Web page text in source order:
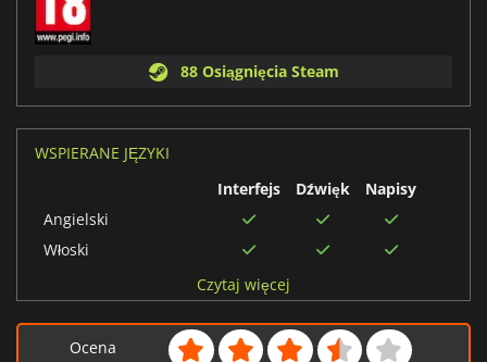
88 Osiągnięcia Steam
WSPIERANE JĘZYKI
Interfejs
Dźwięk
Napisy
Angielski
Włoski
Rosyjski
Czytaj więcej
Ocena